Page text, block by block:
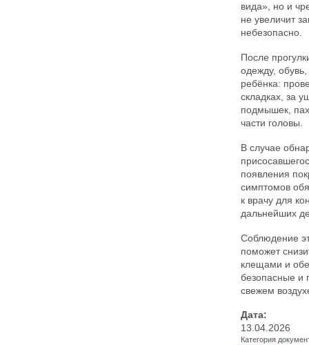
вида», но и
не увеличит
небезопасно.
После
одежду,
ребёнка:
складках, за
подмышек,
части головы.
В случае
появления
симптомов
к врачу для
дальнейших
Соблюдение
поможет
клещами и
безопасные и
свежем
Дата:
13.04.2026
Категория